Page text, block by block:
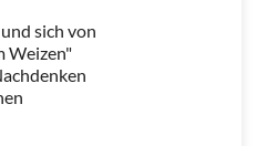
sich von
Weizen"